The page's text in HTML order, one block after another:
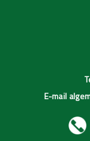
E-mail